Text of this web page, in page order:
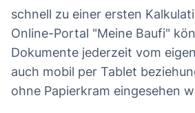
schnell zu einer ersten
Online-Portal "Meine Baufi"
Dokumente jederzeit vom
auch mobil per Tablet
ohne Papierkram eingesehen